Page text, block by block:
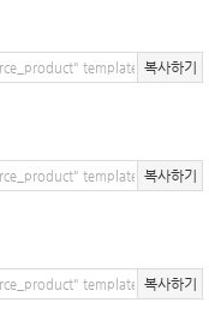
복사하기
복사하기
복사하기